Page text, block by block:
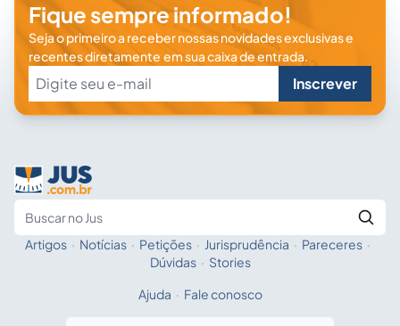
Fique sempre informado!
Seja o primeiro a receber nossas novidades exclusivas e
recentes diretamente em sua caixa de entrada.
Inscrever
Fale com a IA
Artigos · Notícias · Petições · Jurisprudência · Pareceres ·
Dúvidas · Stories
Ajuda · Fale conosco